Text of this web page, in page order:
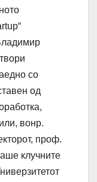
со
од
вонр.
проф.
клучните